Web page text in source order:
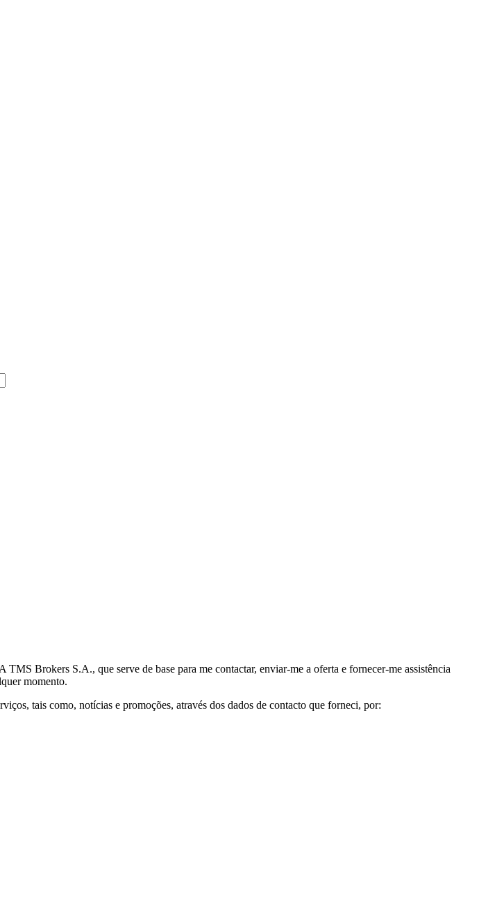
Brokers S.A., que serve de base para me contactar, enviar-me a oferta e fornecer-me assistência
momento.
tais como, notícias e promoções, através dos dados de contacto que forneci, por: